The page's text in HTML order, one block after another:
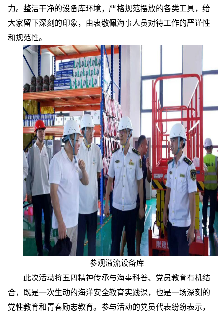
力。整洁干净的设备库环境，严格规范摆放的各类工具，给
大家留下深刻的印象，由衷敬佩海事人员对待工作的严谨性
和规范性。
参观溢流设备库
此次活动将五四精神传承与海事科普、党员教育有机结
合，既是一次生动的海洋安全教育实践课，也是一场深刻的
党性教育和青春励志教育。参与活动的党员代表纷纷表示，